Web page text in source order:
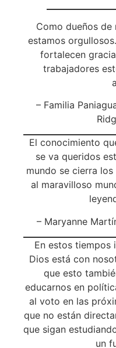
Como dueños
estamos
fortalecen
trabajadores
– Familia
El conocimiento
se va queridos
mundo se cierra
al maravilloso
– Maryanne
En estos tiempos
Dios está con
que esto
educarnos en
al voto en las
que no están
que sigan
un